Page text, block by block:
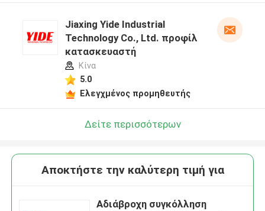
Jiaxing Yide Industrial
Technology Co., Ltd. προφίλ
κατασκευαστή
Κίνα
5.0
Ελεγχμένος προμηθευτής
Δείτε περισσότερων
Αποκτήστε την καλύτερη τιμή για
Αδιάβροχη συγκόλληση